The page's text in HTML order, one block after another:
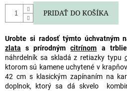
PRIDAŤ DO KOŠÍKA
Urobte si radosť týmto úchvatným
zlata s prírodnýmcitrínom a
náhrdelník sa skladá z retiazky typu
ktorom sú kamene uchytené v
42 cm s klasickým zapínaním na
doplnok, ktorý sa dá skvelo